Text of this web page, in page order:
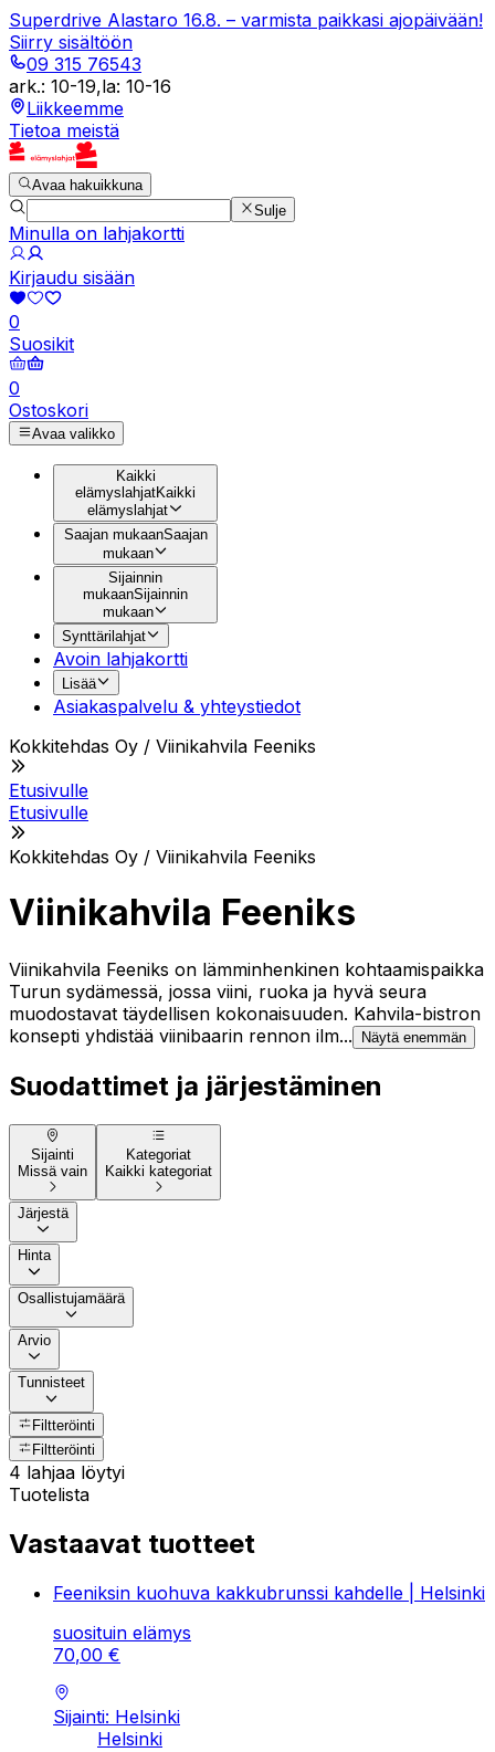
Superdrive Alastaro 16.8. – varmista paikkasi ajopäivään!
Siirry sisältöön
09 315 76543
ark.: 10-19,la: 10-16
Liikkeemme
Tietoa meistä
Avaa hakuikkuna
Sulje
Minulla on lahjakortti
Kirjaudu sisään
0
Suosikit
0
Ostoskori
Avaa valikko
Kaikki
elämyslahjatKaikki
elämyslahjat
Saajan mukaanSaajan
mukaan
Sijainnin
mukaanSijainnin
mukaan
Synttärilahjat
Avoin lahjakortti
Lisää
Asiakaspalvelu & yhteystiedot
Kokkitehdas Oy / Viinikahvila Feeniks
Etusivulle
Etusivulle
Kokkitehdas Oy / Viinikahvila Feeniks
Viinikahvila Feeniks
Viinikahvila Feeniks on lämminhenkinen kohtaamispaikka
Turun sydämessä, jossa viini, ruoka ja hyvä seura
muodostavat täydellisen kokonaisuuden. Kahvila-bistron
konsepti yhdistää viinibaarin rennon ilm...
Näytä enemmän
Suodattimet ja järjestäminen
Sijainti
Missä vain
Kategoriat
Kaikki kategoriat
Järjestä
Hinta
Osallistujamäärä
Arvio
Tunnisteet
Filtteröinti
Filtteröinti
4 lahjaa löytyi
Tuotelista
Vastaavat tuotteet
Feeniksin kuohuva kakkubrunssi kahdelle | Helsinki
suosituin elämys
70,00 €
Sijainti: Helsinki
Helsinki